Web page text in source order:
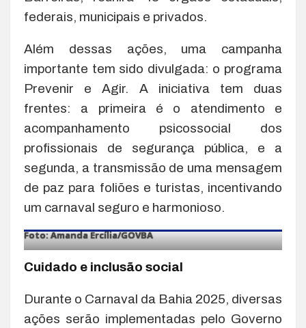
federais, municipais e privados.
Além dessas ações, uma campanha
importante tem sido divulgada: o programa
Prevenir e Agir. A iniciativa tem duas
frentes: a primeira é o atendimento e
acompanhamento psicossocial dos
profissionais de segurança pública, e a
segunda, a transmissão de uma mensagem
de paz para foliões e turistas, incentivando
um carnaval seguro e harmonioso.
Foto: Amanda Ercília/GOVBA
Cuidado e inclusão social
Durante o Carnaval da Bahia 2025, diversas
ações serão implementadas pelo Governo